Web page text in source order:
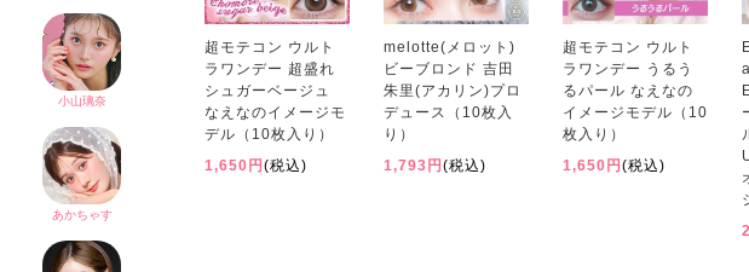
超モテコン ウルト
ラワンデー 超盛れ
シュガーベージュ
なえなのイメージモ
デル（10枚入り）
1,650円 (税込)
melotte(メロット)
ビーブロンド 吉田
朱里(アカリン)プロ
デュース（10枚入
り）
1,793円 (税込)
超モテコン ウルト
ラワンデー うるう
るパール なえなの
イメージモデル（10
枚入り）
1,650円 (税込)